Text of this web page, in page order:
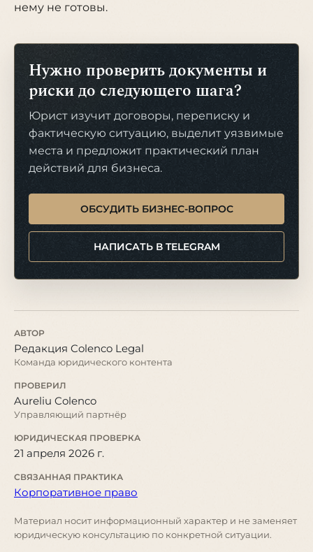
нему не готовы.
Нужно проверить документы и
риски до следующего шага?
Юрист изучит договоры, переписку и
фактическую ситуацию, выделит уязвимые
места и предложит практический план
действий для бизнеса.
ОБСУДИТЬ БИЗНЕС-ВОПРОС
НАПИСАТЬ В TELEGRAM
АВТОР
Редакция Colenco Legal
Команда юридического контента
ПРОВЕРИЛ
Aureliu Colenco
Управляющий партнёр
ЮРИДИЧЕСКАЯ ПРОВЕРКА
21 апреля 2026 г.
СВЯЗАННАЯ ПРАКТИКА
Корпоративное право
Материал носит информационный характер и не заменяет
юридическую консультацию по конкретной ситуации.